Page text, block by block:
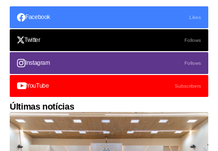
Facebook Likes
Twitter Follows
Instagram Follows
YouTube Subscribers
Últimas notícias